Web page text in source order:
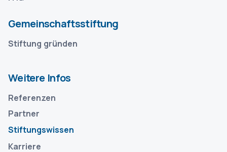
Gemeinschaftsstiftung
Stiftung gründen
Weitere Infos
Referenzen
Partner
Stiftungswissen
Karriere